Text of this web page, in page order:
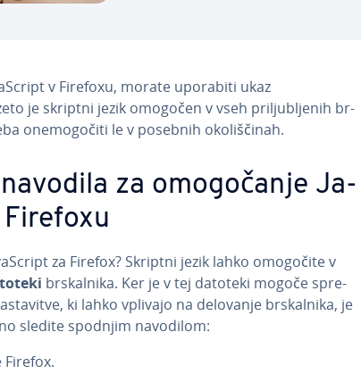
v Firefoxu, morate uporabiti ukaz
je skriptni jezik omogočen v vseh pri­lju­blje­nih br­
one­mo­go­či­ti le v posebnih oko­li­šči­nah.
za omo­go­ča­nje Ja­
za Firefox? Skriptni jezik lahko omogočite v
br­skal­ni­ka. Ker je v tej datoteki mogoče spre­
ki lahko vplivajo na delovanje br­skal­ni­ka, je
sledite spodnjim navodilom: